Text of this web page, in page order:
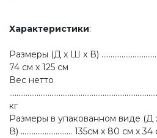
Характеристики:
Размеры (Д x Ш x В)
74 cм x 125 cм
Вес нетто
кг
Размеры в упакованном виде
В) ............................ 135cм х 80 cм x 34